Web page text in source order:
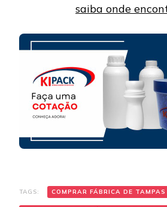
saiba onde
TAGS: COMPRAR FÁBRICA DE